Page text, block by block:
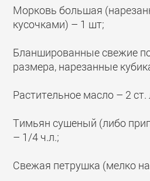
Морковь большая
кусочками) – 1 шт;
Бланшированные свежие
размера, нарезанные
Растительное масло – 2 ст.
Тимьян сушеный (либо
– 1/4 ч.л.;
Свежая петрушка (мелко